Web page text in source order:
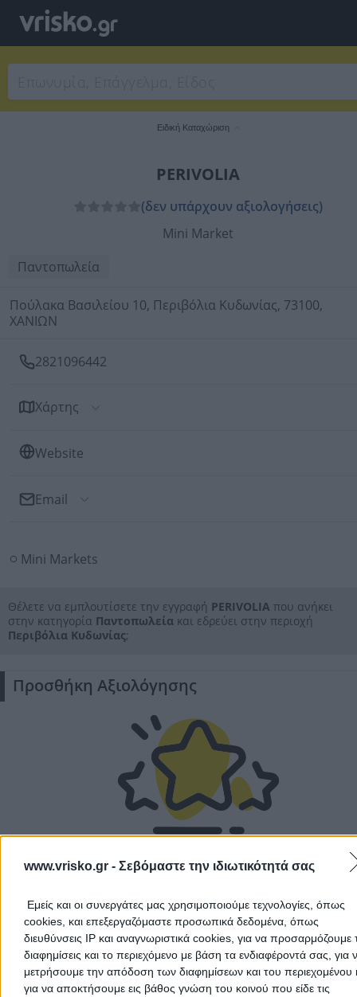
www.vrisko.gr - Σεβόμαστε την ιδιωτικότητά σας
Εμείς και οι συνεργάτες μας χρησιμοποιούμε τεχνολογίες, όπως
cookies, και επεξεργαζόμαστε προσωπικά δεδομένα, όπως
διευθύνσεις IP και αναγνωριστικά cookies, για να προσαρμόζουμε
διαφημίσεις και το περιεχόμενο με βάση τα ενδιαφέροντά σας, για
μετρήσουμε την απόδοση των διαφημίσεων και του περιεχομένου
για να αποκτήσουμε εις βάθος γνώση του κοινού που είδε τις
Ειδική Καταχώριση
PERIVOLIA
(δεν υπάρχουν αξιολογήσεις)
Mini Market
Παντοπωλεία
Πούλακα Βασιλείου 10, Περιβόλια Κυδωνίας, 73100,
ΧΑΝΙΩΝ
2821096442
Χάρτης
Website
Email
Προς: PERIVOLIA
Όρους Χρήσηςκαι την
Προσωπικών Δεδομένων
Ακύρωση
Mini Markets
Θέλετε να εμπλουτίσετε την εγγραφή PERIVOLIA που ανήκει
στην κατηγορία Παντοπωλεία και εδρεύει στην περιοχή
Περιβόλια Κυδωνίας;
Προσθήκη Αξιολόγησης
Αυτός ο επαγγελματίας δεν έχει λάβει ακόμα καμία
επιλογή!